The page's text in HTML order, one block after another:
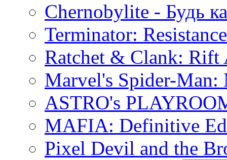
Chernobylite - Будь
Terminator:
Ratchet & Clank: Rift
Marvel's Spider-Man:
ASTRO's
MAFIA: Definitive
Pixel Devil and the